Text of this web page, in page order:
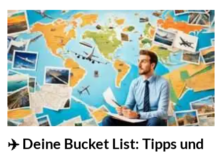
✈️ Deine Bucket List: Tipps und